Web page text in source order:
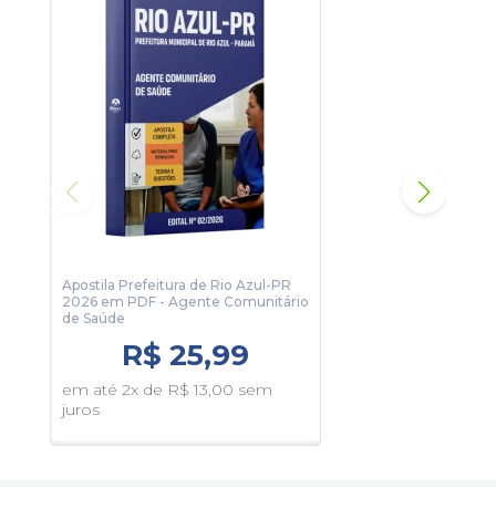
Informações Sobre o Concurso Prefeitura Municipal
de Rio Azul-PR - 2026:
Vagas: 2 Vagas
Inscrições: De 15/06/2026 a 14/07/2026
Salário: R$ 3.242,00
Taxa de Inscrição: R$ 100,00
Prova: 16/08/2026
Organizadora:UNICENTRO
Apostila Prefeitura de Rio Azul-PR
2026 em PDF - Agente Comunitário
de Saúde
R$ 25,99
em até 2x de R$ 13,00 sem
juros